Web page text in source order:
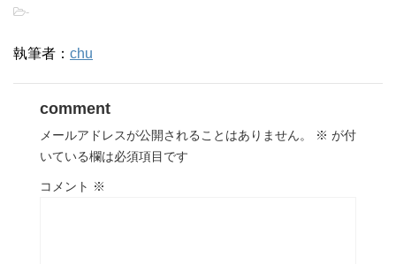
-
執筆者： chu
comment
メールアドレスが公開されることはありません。 ※ が付
いている欄は必須項目です
コメント ※